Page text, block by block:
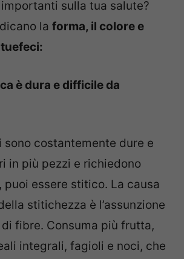
sulla tua salute?
la forma, il colore e
tuefeci:
è dura e difficile da
sono costantemente dure e
in più pezzi e richiedono
puoi essere stitico. La causa
stitichezza è l’assunzione
fibre. Consuma più frutta,
integrali, fagioli e noci, che